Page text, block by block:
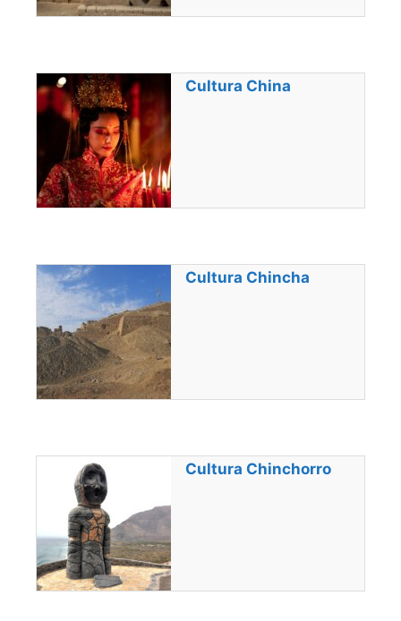
Cultura China
Cultura Chincha
Cultura Chinchorro